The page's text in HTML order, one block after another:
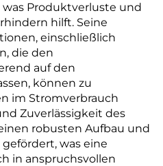
Produktverluste und
hilft. Seine
einschließlich
die den
auf den
können zu
im Stromverbrauch
Zuverlässigkeit des
robusten Aufbau und
was eine
in anspruchsvollen